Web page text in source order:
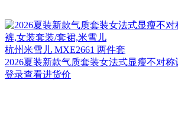
杭州米雪儿 MXE2661 两件套
2026夏装新款气质套装女法式显瘦不对
登录查看进货价